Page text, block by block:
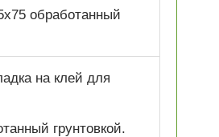
обработанный
на клей для
грунтовкой.